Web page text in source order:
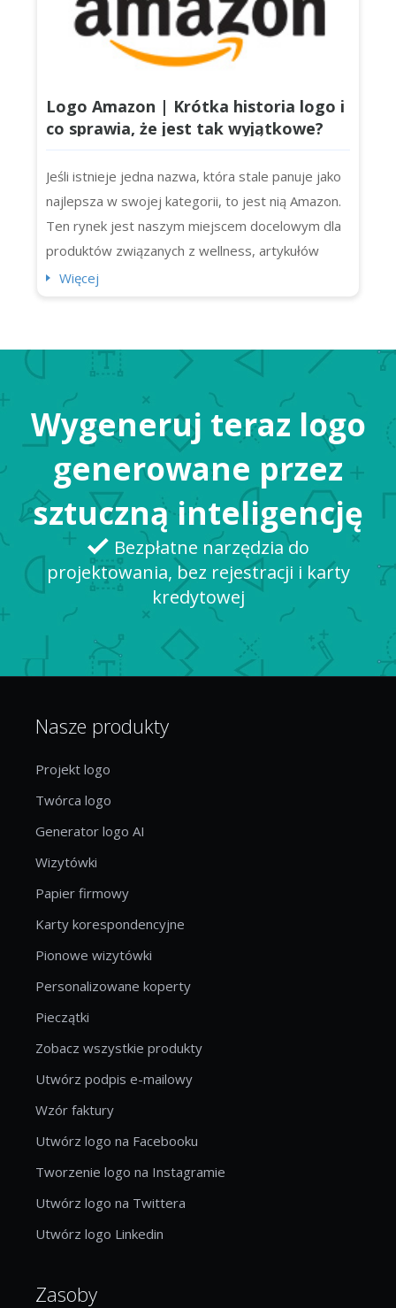
Logo Amazon | Krótka historia logo i
co sprawia, że jest tak wyjątkowe?
Jeśli istnieje jedna nazwa, która stale panuje jako
najlepsza w swojej kategorii, to jest nią Amazon.
Ten rynek jest naszym miejscem docelowym dla
produktów związanych z wellness, artykułów
spożywczych, a nawet programów telewizyjnych!
miliona paczek? Możemy tu praktycznie (i
dosłownie) kupić wszystko,...
Więcej
Wygeneruj teraz logo
generowane przez
sztuczną inteligencję
Bezpłatne narzędzia do
projektowania, bez rejestracji i karty
kredytowej
Nasze produkty
Projekt logo
Twórca logo
Generator logo AI
Wizytówki
Papier firmowy
Karty korespondencyjne
Pionowe wizytówki
Personalizowane koperty
Pieczątki
Zobacz wszystkie produkty
Utwórz podpis e-mailowy
Wzór faktury
Utwórz logo na Facebooku
Tworzenie logo na Instagramie
Utwórz logo na Twittera
Utwórz logo Linkedin
Zasoby